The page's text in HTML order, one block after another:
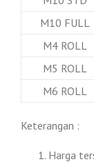
M10 FULL
M4 ROLL
M5 ROLL
M6 ROLL
Keterangan :
Harga